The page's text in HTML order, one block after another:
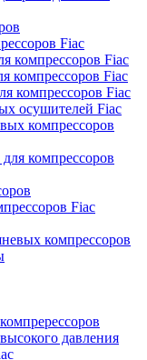
Fiac
компрессоров Fiac
компрессоров Fiac
компрессоров Fiac
осушителей Fiac
компрессоров
компрессоров
Fiac
компрессоров
давления